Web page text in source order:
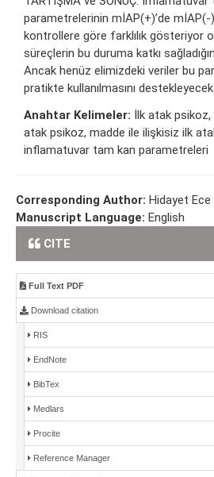
parametrelerinin mİAP(+)’de mİAP(-)
kontrollere göre farklılık gösteriyor
süreçlerin bu duruma katkı
Ancak henüz elimizdeki veriler bu
pratikte kullanılmasını
Anahtar Kelimeler: İlk atak psikoz,
atak psikoz, madde ile ilişkisiz ilk
inflamatuvar tam kan parametreleri
Corresponding Author: Hidayet Ece
Manuscript Language: English
CITE
Full Text PDF
Download citation
RIS
EndNote
BibTex
Medlars
Procite
Reference Manager